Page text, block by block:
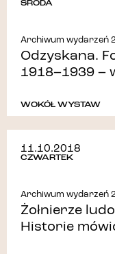
ŚRODA
Archiwum wydarzeń
Odzyskana.
1918–1939 –
WOKÓŁ WYSTAW
11.10.2018
CZWARTEK
Archiwum wydarzeń
Żołnierze
Historie